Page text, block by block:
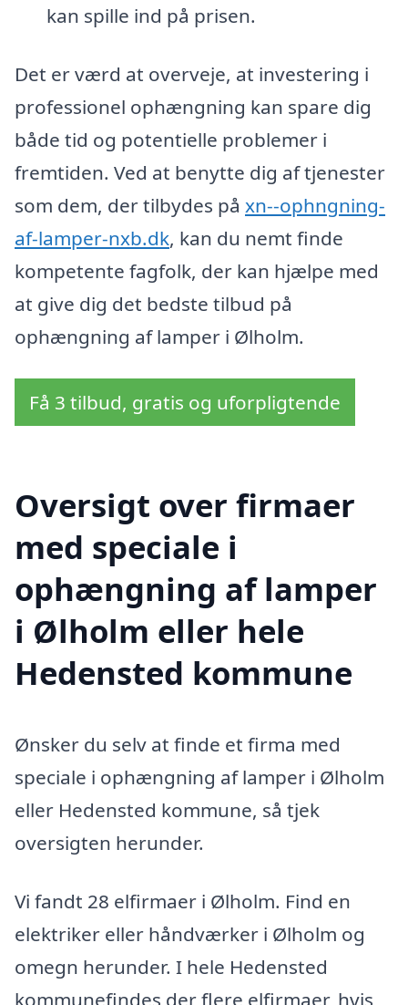
kan spille ind på prisen.
Det er værd at overveje, at investering i
professionel ophængning kan spare dig
både tid og potentielle problemer i
fremtiden. Ved at benytte dig af tjenester
som dem, der tilbydes på xn--ophngning-
af-lamper-nxb.dk, kan du nemt finde
kompetente fagfolk, der kan hjælpe med
at give dig det bedste tilbud på
ophængning af lamper i Ølholm.
Få 3 tilbud, gratis og uforpligtende
Oversigt over firmaer
med speciale i
ophængning af lamper
i Ølholm eller hele
Hedensted kommune
Ønsker du selv at finde et firma med
speciale i ophængning af lamper i Ølholm
eller Hedensted kommune, så tjek
oversigten herunder.
Vi fandt 28 elfirmaer i Ølholm. Find en
elektriker eller håndværker i Ølholm og
omegn herunder. I hele Hedensted
kommunefindes der flere elfirmaer, hvis